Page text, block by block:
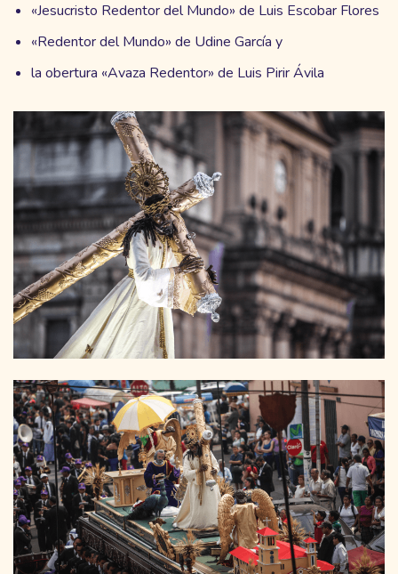
«Jesucristo Redentor del Mundo» de Luis Escobar Flores
«Redentor del Mundo» de Udine García y
la obertura «Avaza Redentor» de Luis Pirir Ávila